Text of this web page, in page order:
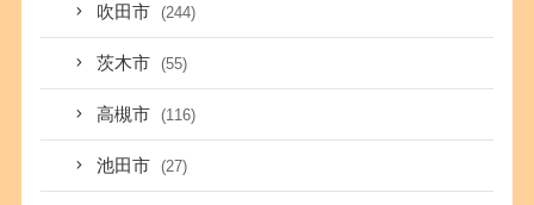
吹田市 (244)
茨木市 (55)
高槻市 (116)
池田市 (27)